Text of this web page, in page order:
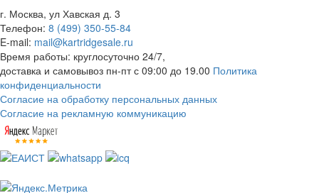
г. Москва, ул Хавская д. 3
Телефон: 8 (499) 350-55-84
E-mail: mail@kartridgesale.ru
Время работы: круглосуточно 24/7,
доставка и самовывоз пн-пт с 09:00 до 19.00 Политика
конфиденциальности
Согласие на обработку персональных данных
Согласие на рекламную коммуникацию